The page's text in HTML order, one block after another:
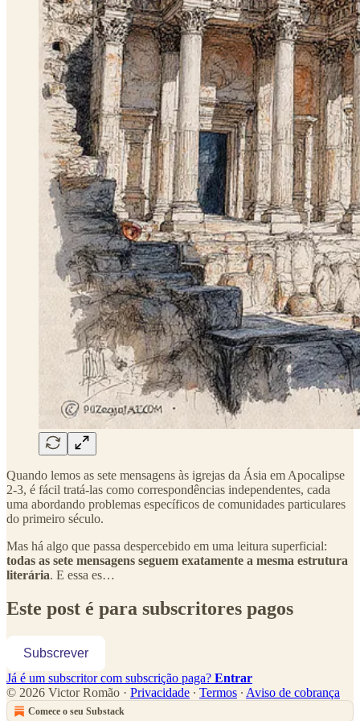
Quando lemos as sete mensagens às igrejas da Ásia em Apocalipse
2-3, é fácil tratá-las como correspondências independentes, cada
uma abordando problemas específicos de comunidades particulares
do primeiro século.
Mas há algo que passa despercebido em uma leitura superficial:
todas as sete mensagens seguem exatamente a mesma estrutura
literária. E essa es…
Este post é para subscritores pagos
Subscrever
Já é um subscritor com subscrição paga? Entrar
© 2026 Victor Romão · Privacidade ∙ Termos ∙ Aviso de cobrança
Comece o seu Substack